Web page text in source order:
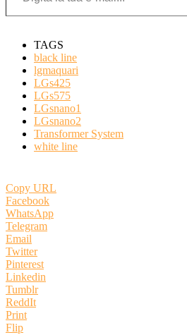
TAGS
black line
lgmaquari
LGs425
LGs575
LGsnano1
LGsnano2
Transformer System
white line
Copy URL
Facebook
WhatsApp
Telegram
Email
Twitter
Pinterest
Linkedin
Tumblr
ReddIt
Print
Flip